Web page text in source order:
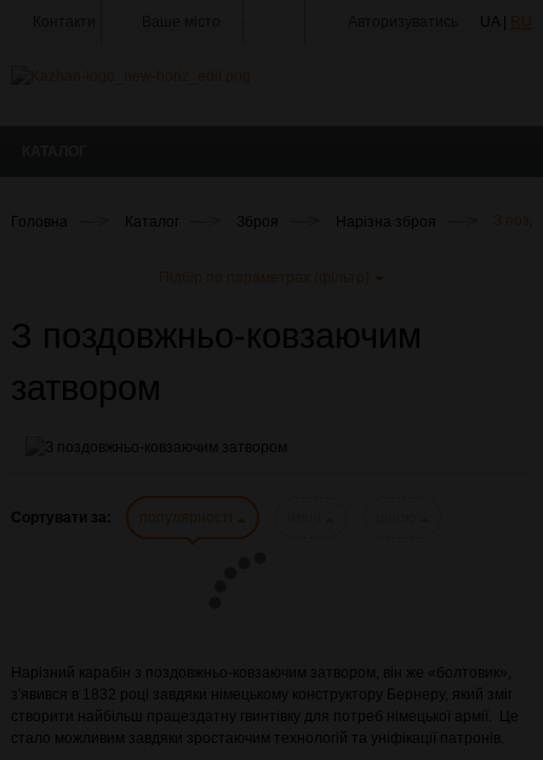
UA | RU
Новини
Головна Каталог Зброя Нарізна зброя З
Підбір по параметрах (фільтр)
З поздовжньо-ковзаючим
затвором
Сортувати за: популярності
Нарізний карабін з поздовжньо-ковзаючим затвором, він же «болтовик»,
з'явився в 1832 році завдяки німецькому конструктору Бернеру, який зміг
створити найбільш працездатну гвинтівку для потреб німецької армії. Це
стало можливим завдяки зростаючим технологій та уніфікації патронів.